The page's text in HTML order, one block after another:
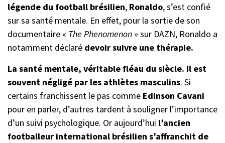
légende du football brésilien, Ronaldo, s’est confié
sur sa santé mentale. En effet, pour la sortie de son
documentaire « The Phenomenon » sur DAZN, Ronaldo a
notamment déclaré devoir suivre une thérapie.
La santé mentale, véritable fléau du siècle. Il est
souvent négligé par les athlètes masculins. Si
certains franchissent le pas comme Edinson Cavani
pour en parler, d’autres tardent à souligner l’importance
d’un suivi psychologique. Or aujourd’hui l’ancien
footballeur international brésilien s’affranchit de